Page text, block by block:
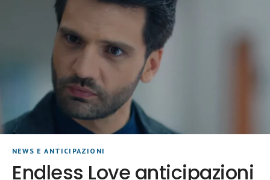
NEWS E ANTICIPAZIONI
Endless Love anticipazioni